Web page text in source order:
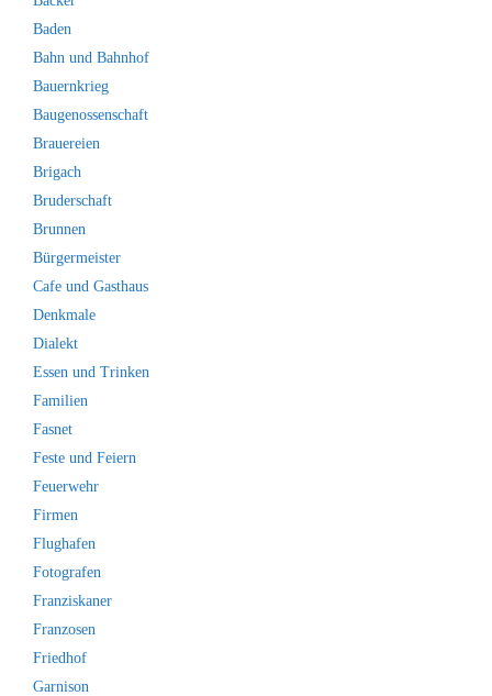
Baden
Bahn und Bahnhof
Bauernkrieg
Baugenossenschaft
Brauereien
Brigach
Bruderschaft
Brunnen
Bürgermeister
Cafe und Gasthaus
Denkmale
Dialekt
Essen und Trinken
Familien
Fasnet
Feste und Feiern
Feuerwehr
Firmen
Flughafen
Fotografen
Franziskaner
Franzosen
Friedhof
Garnison